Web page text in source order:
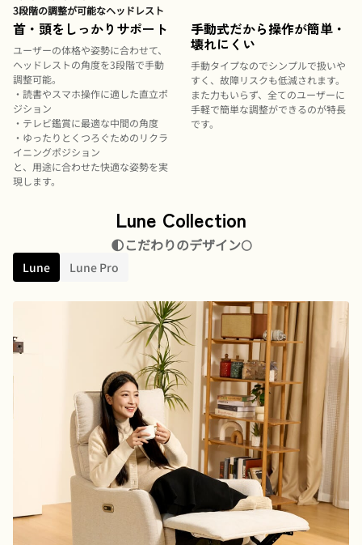
3段階の調整が可能なヘッドレスト
首・頭をしっかりサポート
ユーザーの体格や姿勢に合わせて、
ヘッドレストの角度を3段階で手動
調整可能。
・読書やスマホ操作に適した直立ポ
ジション
・テレビ鑑賞に最適な中間の角度
・ゆったりとくつろぐためのリクラ
イニングポジション
と、用途に合わせた快適な姿勢を実
現します。
手動式だから操作が簡単・
壊れにくい
手動タイプなのでシンプルで扱いや
すく、故障リスクも低減されます。
また力もいらず、全てのユーザーに
手軽で簡単な調整ができるのが特長
です。
Lune Collection
🌓こだわりのデザイン🌕
Lune Lune Pro